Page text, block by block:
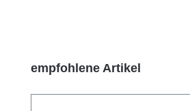
Produktgalerie überspringen
empfohlene Artikel